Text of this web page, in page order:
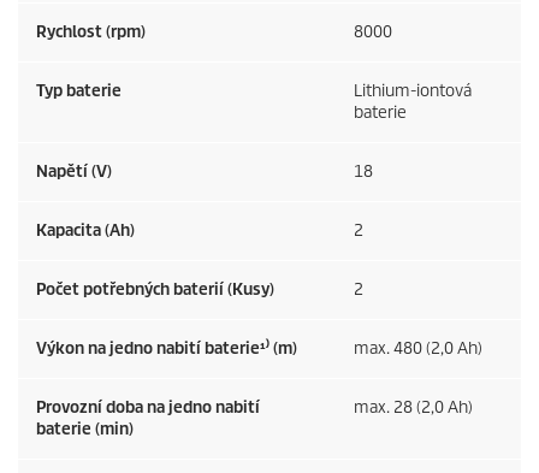
Rychlost (rpm) 8000
Typ baterie
Lithium-iontová
baterie
Napětí (V) 18
Kapacita (Ah) 2
Počet potřebných baterií (Kusy) 2
Výkon na jedno nabití baterie¹⁾ (m) max. 480 (2,0 Ah)
Provozní doba na jedno nabití
baterie (min)
max. 28 (2,0 Ah)